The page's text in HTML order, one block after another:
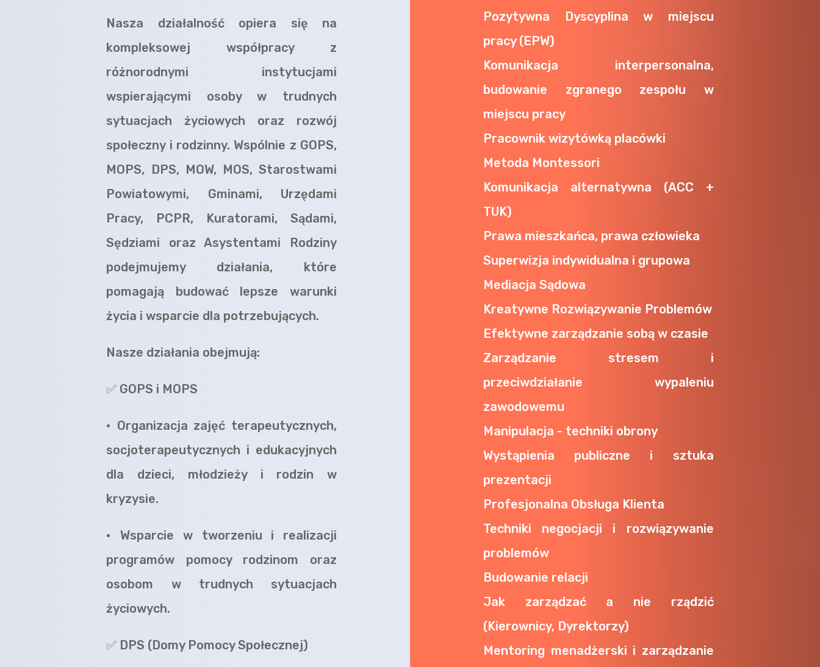
Nasza działalność opiera się na
kompleksowej współpracy z
różnorodnymi instytucjami
wspierającymi osoby w trudnych
sytuacjach życiowych oraz rozwój
społeczny i rodzinny. Wspólnie z GOPS,
MOPS, DPS, MOW, MOS, Starostwami
Powiatowymi, Gminami, Urzędami
Pracy, PCPR, Kuratorami, Sądami,
Sędziami oraz Asystentami Rodziny
podejmujemy działania, które
pomagają budować lepsze warunki
życia i wsparcie dla potrzebujących.
Nasze działania obejmują:
✅ GOPS i MOPS
• Organizacja zajęć terapeutycznych,
socjoterapeutycznych i edukacyjnych
dla dzieci, młodzieży i rodzin w
kryzysie.
•
Wsparcie w tworzeniu i realizacji
programów pomocy rodzinom oraz
osobom w trudnych sytuacjach
życiowych.
✅ DPS (Domy Pomocy Społecznej)
Pozytywna Dyscyplina w miejscu
pracy (EPW)
Komunikacja interpersonalna,
budowanie zgranego zespołu w
miejscu pracy
Pracownik wizytówką placówki
Metoda Montessori
Komunikacja alternatywna (ACC +
TUK)
Prawa mieszkańca, prawa człowieka
Superwizja indywidualna i grupowa
Mediacja Sądowa
Kreatywne Rozwiązywanie Problemów
Efektywne zarządzanie sobą w czasie
Zarządzanie stresem i
przeciwdziałanie wypaleniu
zawodowemu
Manipulacja - techniki obrony
Wystąpienia publiczne i sztuka
prezentacji
Profesjonalna Obsługa Klienta
Techniki negocjacji i rozwiązywanie
problemów
Budowanie relacji
Jak zarządzać a nie rządzić
(Kierownicy, Dyrektorzy)
Mentoring menadżerski i zarządzanie